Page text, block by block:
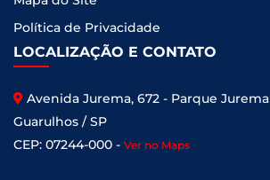
Política de Privacidade
LOCALIZAÇÃO E CONTATO
Avenida Jurema, 672 - Parque Jurema
Guarulhos / SP
CEP: 07244-000 - Ver no Maps